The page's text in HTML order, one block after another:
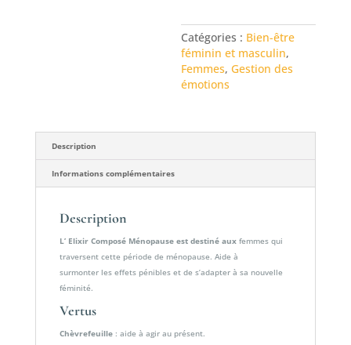
Catégories : Bien-être
féminin et masculin,
Femmes, Gestion des
émotions
Description
Informations complémentaires
Description
L’ Elixir Composé Ménopause est destiné auxfemmes qui
traversent cette période de ménopause. Aide à
surmonter les effets pénibles et de s’adapter à sa nouvelle
féminité.
Vertus
Chèvrefeuille: aide à agir au présent.